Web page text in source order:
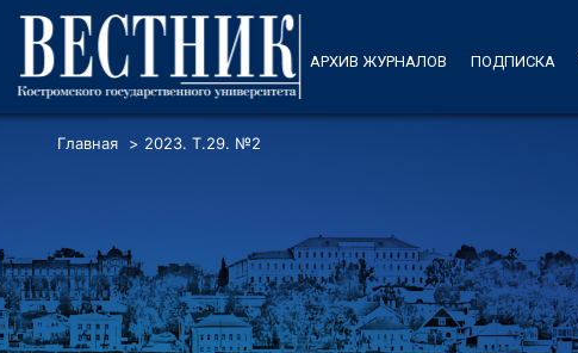
АРХИВ ЖУРНАЛОВ ПОДПИСКА
Главная > 2023. Т.29. №2